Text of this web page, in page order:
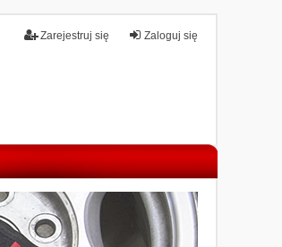
Zaloguj się
Zarejestruj się